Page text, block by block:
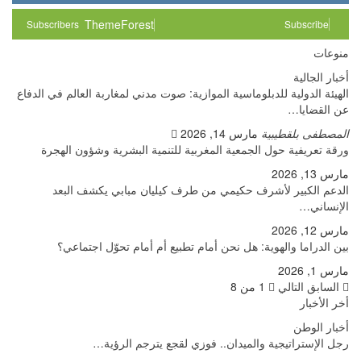
ThemeForest
Subscribers Subscribe
منوعات
أخبار الجالية
الهيئة الدولية للدبلوماسية الموازية: صوت مدني لمغاربة العالم في الدفاع
عن القضايا…
المصطفى بلقطيبية مارس 14, 2026
ورقة تعريفية حول الجمعية المغربية للتنمية البشرية وشؤون الهجرة
مارس 13, 2026
الدعم الكبير لأشرف حكيمي من طرف كيليان مبابي يكشف البعد
الإنساني…
مارس 12, 2026
بين الدراما والهوية: هل نحن أمام تطبيع أم أمام تحوّل اجتماعي؟
مارس 1, 2026
السابق التالي
1 من 8
أخر الأخبار
أخبار الوطن
رجل الإستراتيجية والميدان.. فوزي لقجع يترجم الرؤية…